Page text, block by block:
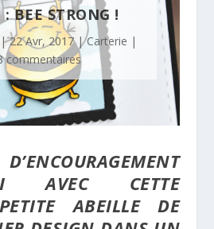
: BEE STRONG !
|22 Avr, 2017|Carterie |
commentaires
AVEC CETTE
ABEILLE DE